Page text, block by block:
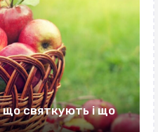
святкують і що